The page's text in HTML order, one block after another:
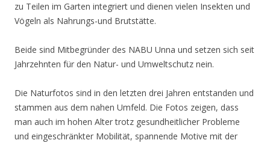
zu Teilen im Garten integriert und dienen vielen Insekten und
Vögeln als Nahrungs-und Brutstätte.
Beide sind Mitbegründer des NABU Unna und setzen sich seit
Jahrzehnten für den Natur- und Umweltschutz nein.
Die Naturfotos sind in den letzten drei Jahren entstanden und
stammen aus dem nahen Umfeld. Die Fotos zeigen, dass
man auch im hohen Alter trotz gesundheitlicher Probleme
und eingeschränkter Mobilität, spannende Motive mit der